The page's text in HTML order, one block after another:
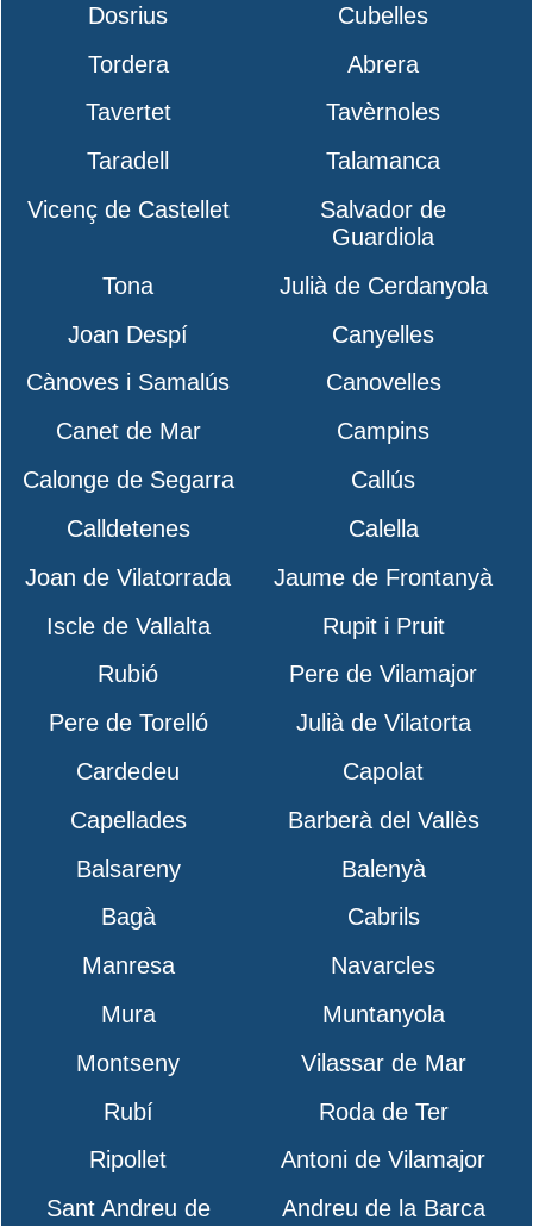
Dosrius
Cubelles
Tordera
Abrera
Tavertet
Tavèrnoles
Taradell
Talamanca
Vicenç de Castellet
Salvador de
Guardiola
Tona
Julià de Cerdanyola
Joan Despí
Canyelles
Cànoves i Samalús
Canovelles
Canet de Mar
Campins
Calonge de Segarra
Callús
Calldetenes
Calella
Joan de Vilatorrada
Jaume de Frontanyà
Iscle de Vallalta
Rupit i Pruit
Rubió
Pere de Vilamajor
Pere de Torelló
Julià de Vilatorta
Cardedeu
Capolat
Capellades
Barberà del Vallès
Balsareny
Balenyà
Bagà
Cabrils
Manresa
Navarcles
Mura
Muntanyola
Montseny
Vilassar de Mar
Rubí
Roda de Ter
Ripollet
Antoni de Vilamajor
Sant Andreu de
Andreu de la Barca